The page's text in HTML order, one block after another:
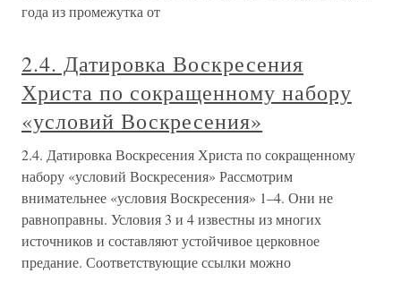
года из промежутка от
2.4. Датировка Воскресения
Христа по сокращенному набору
«условий Воскресения»
2.4. Датировка Воскресения Христа по сокращенному
набору «условий Воскресения» Рассмотрим
внимательнее «условия Воскресения» 1–4. Они не
равноправны. Условия 3 и 4 известны из многих
источников и составляют устойчивое церковное
предание. Соответствующие ссылки можно